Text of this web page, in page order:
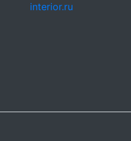
interior.ru